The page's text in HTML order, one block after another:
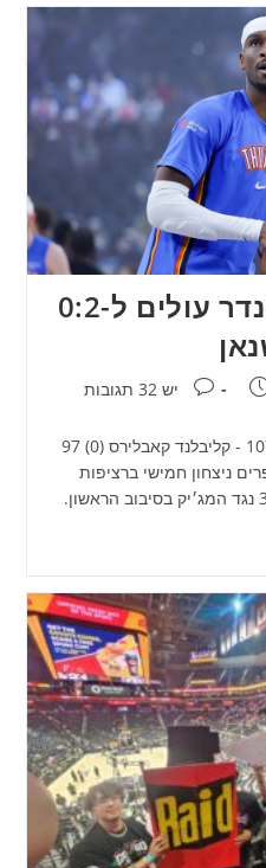
הפיסטונס והת׳אנדר עולים ל-0:2
תגובות:
יש 32 תגובות
nba.com דטרויט פיסטונס (2) 107 - קליבלנד קאבלירס (0) 97
ניצחון חמישי ברציפות
בפלייאוף מאז שנקלעו לפיגור 3:1 נגד המג׳יק בסיבוב הראשון.